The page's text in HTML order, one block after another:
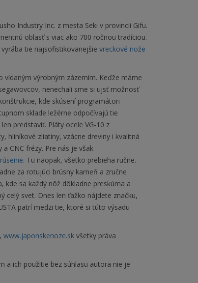
Industry Inc. z mesta Seki v provincii Gifu.
oblasť s viac ako 700 ročnou tradíciou.
tie najsofistikovanejšie vreckové nože
výrobným zázemím. Keďže máme
nenechali sme si ujsť možnosť
kde skúsení programátori
sklade ležérne odpočívajú tie
predstaviť. Pláty ocele VG-10 z
hliníkové zliatiny, vzácne dreviny i kvalitná
CNC frézy. Pre nás je však
. Tu naopak, všetko prebieha ručne.
za rotujúci brúsny kameň a zručne
sa každý nôž dôkladne preskúma a
celý svet. Dnes len ťažko nájdete značku,
patrí medzi tie, ktoré si túto výsadu
www.japonskenoze.skvšetky práva
a ich použitie bez súhlasu autora nie je